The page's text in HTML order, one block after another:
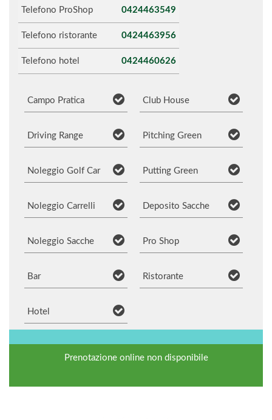
Telefono ProShop 0424463549
Telefono ristorante 0424463956
Telefono hotel 0424460626
Campo Pratica Club House
Driving Range Pitching Green
Noleggio Golf Car Putting Green
Noleggio Carrelli Deposito Sacche
Noleggio Sacche Pro Shop
Bar Ristorante
Hotel
Prenotazione online non disponibile